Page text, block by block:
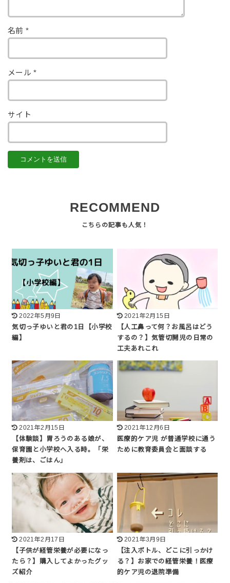
名前 *
メール*
サイト
RECOMMEND
2022年5月9日
気切っ子ゆいと君の1日【小学校
編】
2021年2月15日
【人工鼻って何？お風呂はどう
するの？】気管切開児の日常の
工夫あれこれ
2021年2月15日
【体験談】胃ろうのある娘が、
保育園と小学校へ入る時。「栄
養剤は、ごはん」
2021年12月6日
医療的ケア児 が普通学校に通う
ために教育委員会と面談する
2021年2月17日
【子供が経管栄養が必要になっ
たら？】購入してよかったグッ
ズ紹介
2021年3月9日
【注入ボトル、どこに引っかけ
る？】お家での経管栄養！医療
的ケア児の退院準備